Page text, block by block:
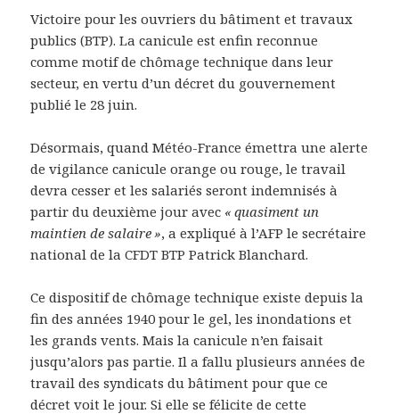
Victoire pour les ouvriers du bâtiment et travaux
publics (BTP). La canicule est enfin reconnue
comme motif de chômage technique dans leur
secteur, en vertu d’un décret du gouvernement
publié le 28 juin.
Désormais, quand Météo-France émettra une alerte
de vigilance canicule orange ou rouge, le travail
devra cesser et les salariés seront indemnisés à
partir du deuxième jour avec « quasiment un
maintien de salaire», a expliqué à l’AFP le secrétaire
national de laCFDT BTP Patrick Blanchard.
Ce dispositif de chômage technique existe depuis la
fin des années 1940 pour le gel, les inondations et
les grands vents. Mais la canicule n’en faisait
jusqu’alors pas partie. Il a fallu plusieurs années de
travail des syndicats du bâtiment pour que ce
décret voit le jour. Si elle se félicite de cette